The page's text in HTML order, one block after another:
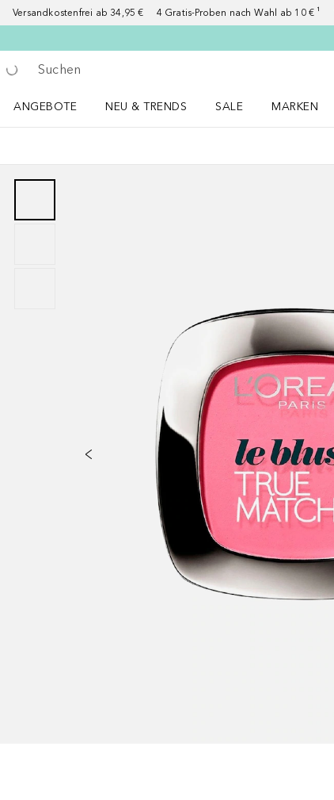
Versandkostenfrei ab 34,95 € 4 Gratis-Proben nach Wahl ab 10 € ¹
Gehe zurück
Suche ausführen
ANGEBOTE
NEU & TRENDS
SALE
MARKEN